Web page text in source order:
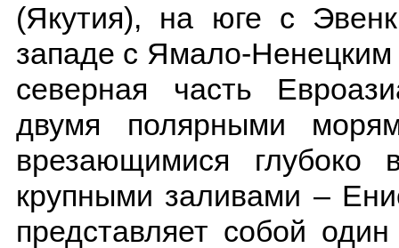
(Якутия), на юге с
западе с Ямало-
северная часть
двумя полярными
врезающимися
крупными заливами –
представляет собой